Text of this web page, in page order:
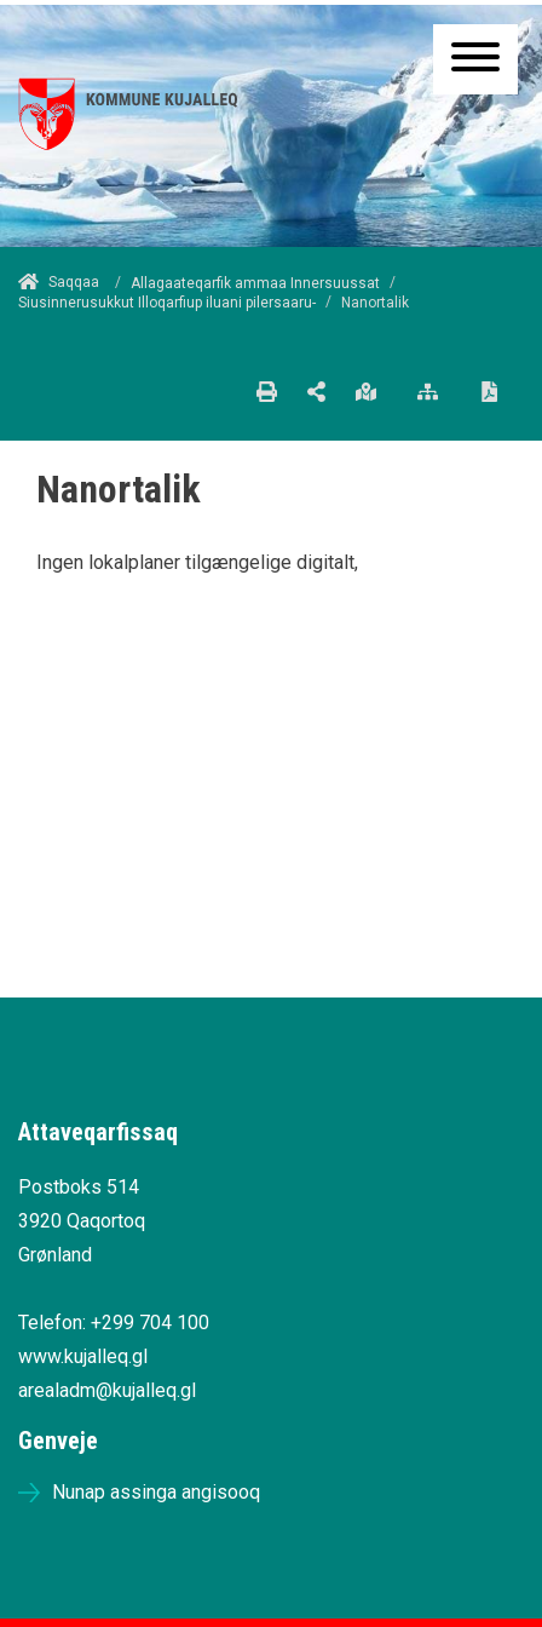
Saqqaa / Allagaateqarfik ammaa Innersuussat /
Siusinnerusukkut Illoqarfiup iluani pilersaaru- / Nanortalik
Nanortalik
Ingen lokalplaner tilgængelige digitalt,
Attaveqarfissaq
Postboks 514
3920 Qaqortoq
Grønland
Telefon: +299 704 100
www.kujalleq.gl
arealadm@kujalleq.gl
Genveje
Nunap assinga angisooq